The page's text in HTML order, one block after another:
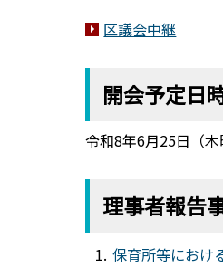
区議会中継
開会予定日
令和8年6月25日（
理事者報告
保育所等におけ